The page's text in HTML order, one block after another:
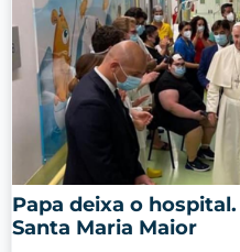
Papa deixa o
Santa Maria Maior